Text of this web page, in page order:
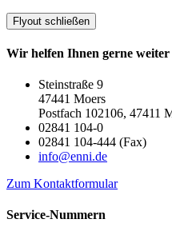
Flyout schließen
Wir helfen Ihnen gerne weiter
Steinstraße 9
47441 Moers
Postfach 102106, 47411
02841 104-0
02841 104-444 (Fax)
info@enni.de
Zum Kontaktformular
Service-Nummern